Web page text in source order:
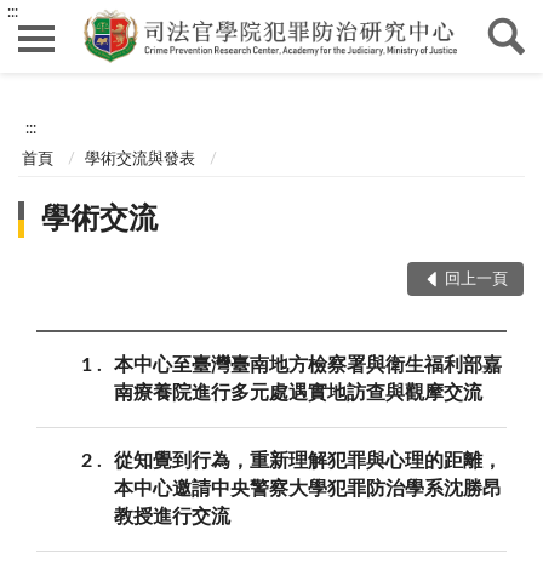
:::
:::
首頁 學術交流與發表
學術交流
回上一頁
1
本中心至臺灣臺南地方檢察署與衛生福利部嘉
南療養院進行多元處遇實地訪查與觀摩交流
2
從知覺到行為，重新理解犯罪與心理的距離，
本中心邀請中央警察大學犯罪防治學系沈勝昂
教授進行交流